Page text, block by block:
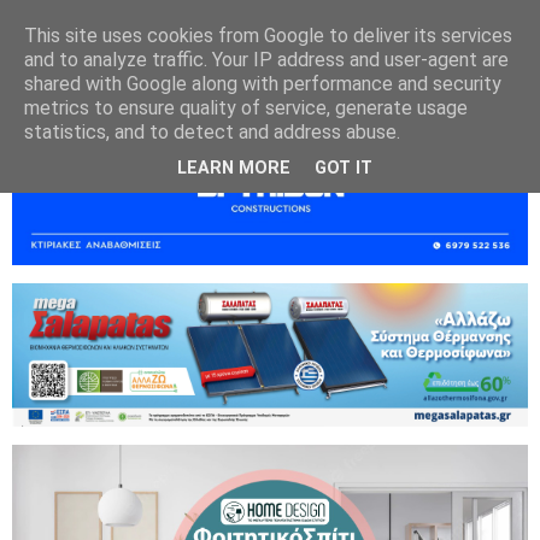
This site uses cookies from Google to deliver its services
and to analyze traffic. Your IP address and user-agent are
shared with Google along with performance and security
metrics to ensure quality of service, generate usage
statistics, and to detect and address abuse.
LEARN MORE GOT IT